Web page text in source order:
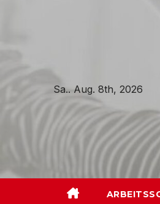
Sa.. Aug. 8th, 2026